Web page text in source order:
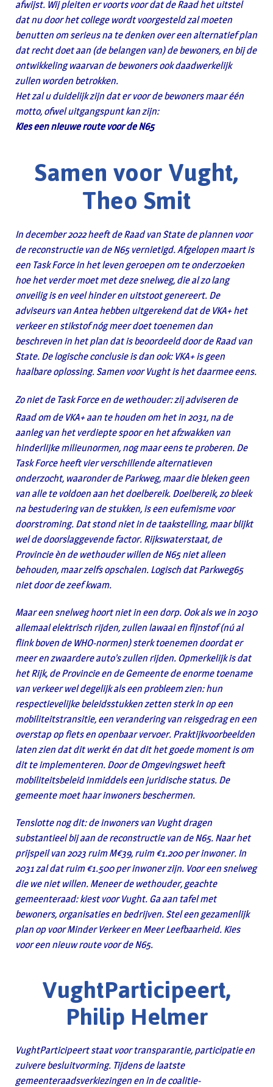
afwijst. Wij pleiten er voorts voor dat de Raad het uitstel
dat nu door het college wordt voorgesteld zal moeten
benutten om serieus na te denken over een alternatief plan
dat recht doet aan (de belangen van) de bewoners, en bij de
ontwikkeling waarvan de bewoners ook daadwerkelijk
zullen worden betrokken.
Het zal u duidelijk zijn dat er voor de bewoners maar één
motto, ofwel uitgangspunt kan zijn:
Kies een nieuwe route voor de N65
Samen voor Vught,
Theo Smit
In december 2022 heeft de Raad van State de plannen voor
de reconstructie van de N65 vernietigd. Afgelopen maart is
een Task Force in het leven geroepen om te onderzoeken
hoe het verder moet met deze snelweg, die al zo lang
onveilig is en veel hinder en uitstoot genereert. De
adviseurs van Antea hebben uitgerekend dat de VKA+ het
verkeer en stikstof nóg meer doet toenemen dan
beschreven in het plan dat is beoordeeld door de Raad van
State. De logische conclusie is dan ook: VKA+ is geen
haalbare oplossing. Samen voor Vught is het daarmee eens.
Zo niet de Task Force en de wethouder: zij adviseren de
Raad om de VKA+ aan te houden om het in 2031, na de
aanleg van het verdiepte spoor en het afzwakken van
hinderlijke milieunormen, nog maar eens te proberen. De
Task Force heeft vier verschillende alternatieven
onderzocht, waaronder de Parkweg, maar die bleken geen
van alle te voldoen aan het doelbereik. Doelbereik, zo bleek
na bestudering van de stukken, is een eufemisme voor
doorstroming. Dat stond niet in de taakstelling, maar blijkt
wel de doorslaggevende factor. Rijkswaterstaat, de
Provincie èn de wethouder willen de N65 niet alleen
behouden, maar zelfs opschalen. Logisch dat Parkweg65
niet door de zeef kwam.
Maar een snelweg hoort niet in een dorp. Ook als we in 2030
allemaal elektrisch rijden, zullen lawaai en fijnstof (nú al
flink boven de WHO-normen) sterk toenemen doordat er
meer en zwaardere auto’s zullen rijden. Opmerkelijk is dat
het Rijk, de Provincie en de Gemeente de enorme toename
van verkeer wel degelijk als een probleem zien: hun
respectievelijke beleidsstukken zetten sterk in op een
mobiliteitstransitie, een verandering van reisgedrag en een
overstap op fiets en openbaar vervoer. Praktijkvoorbeelden
laten zien dat dit werkt én dat dit het goede moment is om
dit te implementeren. Door de Omgevingswet heeft
mobiliteitsbeleid inmiddels een juridische status. De
gemeente moet haar inwoners beschermen.
Tenslotte nog dit: de inwoners van Vught dragen
substantieel bij aan de reconstructie van de N65. Naar het
prijspeil van 2023 ruim M€39, ruim €1.200 per inwoner. In
2031 zal dat ruim €1.500 per inwoner zijn. Voor een snelweg
die we niet willen. Meneer de wethouder, geachte
gemeenteraad: kiest voor Vught. Ga aan tafel met
bewoners, organisaties en bedrijven. Stel een gezamenlijk
plan op voor Minder Verkeer en Meer Leefbaarheid. Kies
voor een nieuw route voor de N65.
VughtParticipeert,
Philip Helmer
VughtParticipeert staat voor transparantie, participatie en
zuivere besluitvorming. Tijdens de laatste
gemeenteraadsverkiezingen en in de coalitie-